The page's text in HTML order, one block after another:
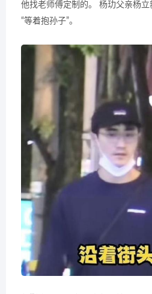
他找老师傅定制的。 杨玏父亲杨
“等着抱孙子”。